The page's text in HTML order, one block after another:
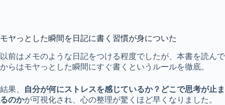
モヤっとした瞬間を日記に書く習慣が身についた
以前はメモのような日記をつける程度でしたが、本書を読んで
からはモヤっとした瞬間にすぐ書くというルールを徹底。
結果、
自分が何にストレスを感じているか？どこで思考が止ま
るのかが可視化され、心の整理が驚くほど早くなりました。